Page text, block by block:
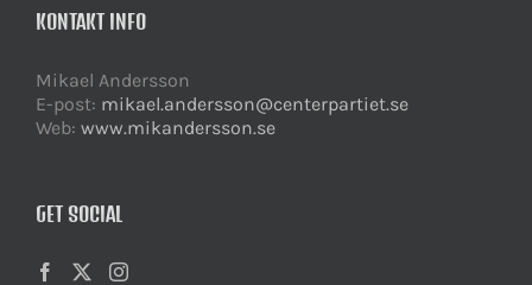
KONTAKT INFO
Mikael Andersson
E-post: mikael.andersson@centerpartiet.se
Web: www.mikandersson.se
GET SOCIAL